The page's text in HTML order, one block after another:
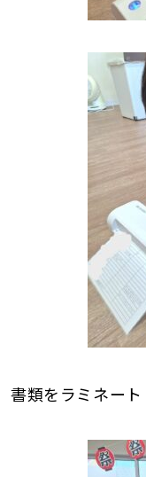
書類をラミネート